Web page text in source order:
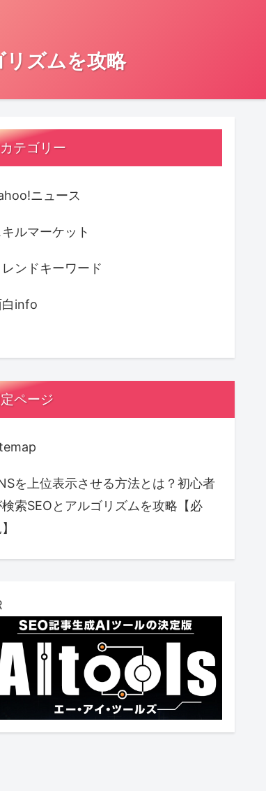
リズムを攻略
カテゴリー
ニュース
キルマーケット
レンドキーワード
白info
ページ
を上位表示させる方法とは？初心者
検索SEOとアルゴリズムを攻略【必